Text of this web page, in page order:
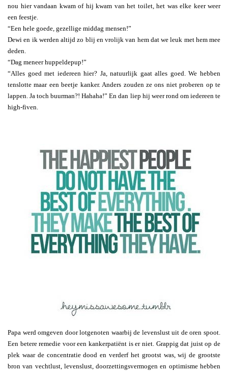
nou hier vandaan kwam of hij kwam van het toilet, het was elke keer weer
een feestje.
“Een hele goede, gezellige middag mensen!”
Dewi en ik werden altijd zo blij en vrolijk van hem dat we leuk met hem mee
deden.
“Dag meneer huppeldepup!”
“Alles goed met iedereen hier? Ja, natuurlijk gaat alles goed. We hebben
tenslotte maar een beetje kanker. Anders zouden ze ons niet proberen op te
lappen. Ja toch buurman?! Hahaha!” En dan liep hij weer rond om iedereen te
high-fiven.
Papa werd omgeven door lotgenoten waarbij de levenslust uit de oren spoot.
Een betere remedie voor een kankerpatiënt is er niet. Grappig dat juist op de
plek waar de concentratie dood en verderf het grootst was, wij de grootste
bron van vechtlust, levenslust, doorzettingsvermogen en optimisme hebben